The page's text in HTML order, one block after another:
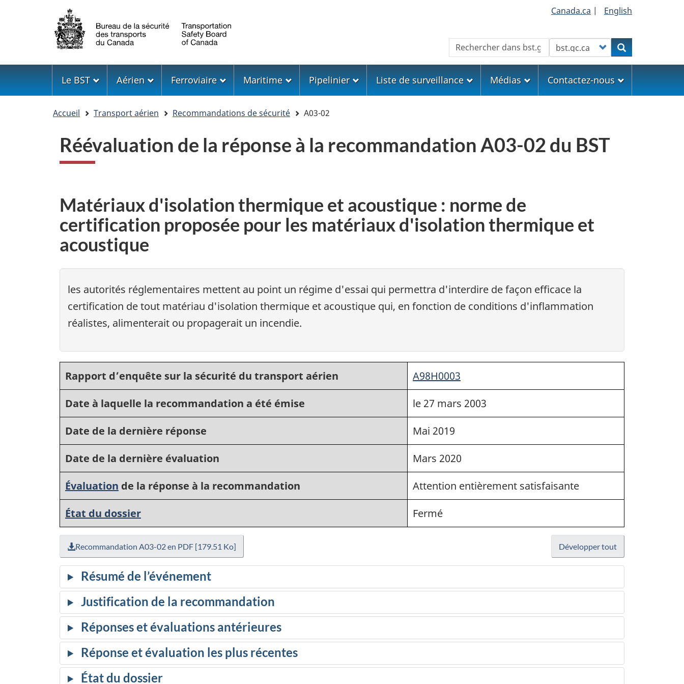
Sélection
de
la
langue
Canada.ca | English
Rechercher Customize your searchRechercher
Menu
Le BST Aérien Ferroviaire Maritime Pipelinier Liste de surveillance Médias Contactez-nous
Accueil Transport aérien Recommandations de sécurité A03-02
Réévaluation de la réponse à la recommandation A03-02 du BST
Matériaux d'isolation thermique et acoustique : norme de
certification proposée pour les matériaux d'isolation thermique et
acoustique
les autorités réglementaires mettent au point un régime d'essai qui permettra d'interdire de façon efficace la
certification de tout matériau d'isolation thermique et acoustique qui, en fonction de conditions d'inflammation
réalistes, alimenterait ou propagerait un incendie.
Rapport d’enquête sur la sécurité du transport aérien
A98H0003
Date à laquelle la recommandation a été émise
le 27 mars 2003
Date de la dernière réponse
Mai 2019
Date de la dernière évaluation
Mars 2020
Évaluation de la réponse à la recommandation
Attention entièrement satisfaisante
État du dossier
Fermé
Recommandation A03-02 en PDF [179.51 Ko] Développer tout